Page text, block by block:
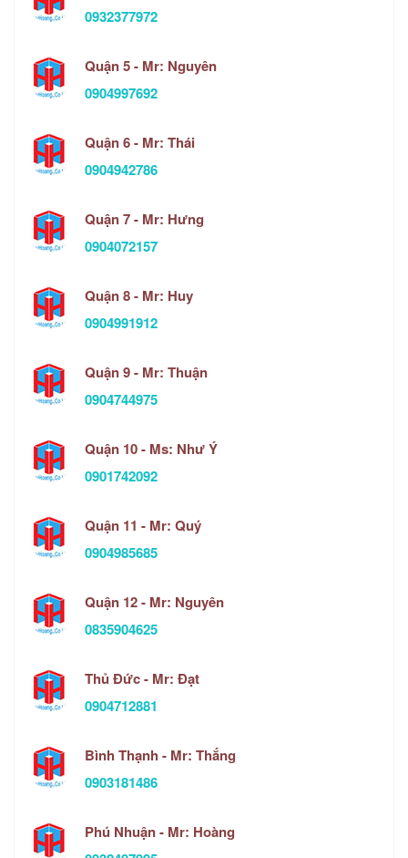
0932377972
Quận 5 - Mr: Nguyên
0904997692
Quận 6 - Mr: Thái
0904942786
Quận 7 - Mr: Hưng
0904072157
Quận 8 - Mr: Huy
0904991912
Quận 9 - Mr: Thuận
0904744975
Quận 10 - Ms: Như Ý
0901742092
Quận 11 - Mr: Quý
0904985685
Quận 12 - Mr: Nguyên
0835904625
Thủ Đức - Mr: Đạt
0904712881
Bình Thạnh - Mr: Thắng
0903181486
Phú Nhuận - Mr: Hoàng